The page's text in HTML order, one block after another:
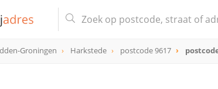
Groningen Harkstede postcode 9617